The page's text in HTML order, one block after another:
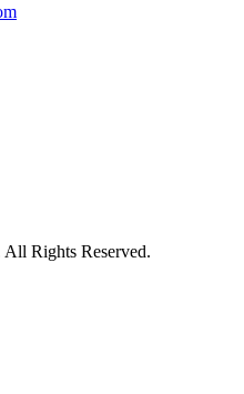
Rights Reserved.